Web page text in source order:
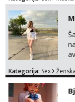
Kategorija: Sex